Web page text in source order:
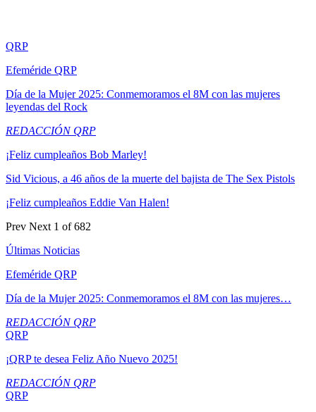
QRP
Efeméride QRP
Día de la Mujer 2025: Conmemoramos el 8M con las mujeres
leyendas del Rock
REDACCIÓN QRP
¡Feliz cumpleaños Bob Marley!
Sid Vicious, a 46 años de la muerte del bajista de The Sex Pistols
¡Feliz cumpleaños Eddie Van Halen!
Prev Next 1 of 682
Últimas Noticias
Efeméride QRP
Día de la Mujer 2025: Conmemoramos el 8M con las mujeres…
REDACCIÓN QRP
QRP
¡QRP te desea Feliz Año Nuevo 2025!
REDACCIÓN QRP
QRP